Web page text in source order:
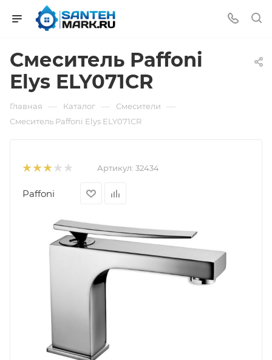
Смеситель Paffoni
Elys ELY071CR
Главная — Каталог — Смесители —
Смеситель Paffoni Elys ELY071CR
Артикул: 32434
Paffoni